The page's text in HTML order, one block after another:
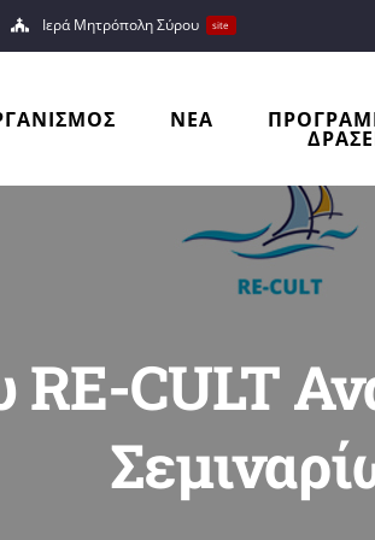
Ιερά Μητρόπολη Σύρου site
ΝΕΑ
RE-CULT